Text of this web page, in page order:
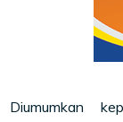
Diumumkan